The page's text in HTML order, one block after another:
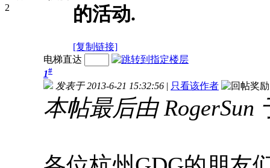
2
的活动.
[复制链接]
电梯直达
1#
发表于 2013-6-21 15:32:56 | 只看该作者
本帖最后由 RogerSun